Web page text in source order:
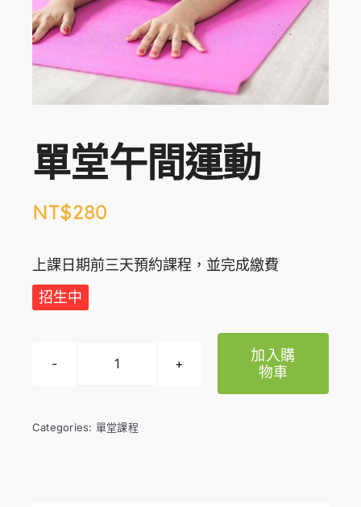
單堂午間運動
NT$280
上課日期前三天預約課程，並完成繳費
招生中
單
間
加入購
物車
Categories: 單堂課程